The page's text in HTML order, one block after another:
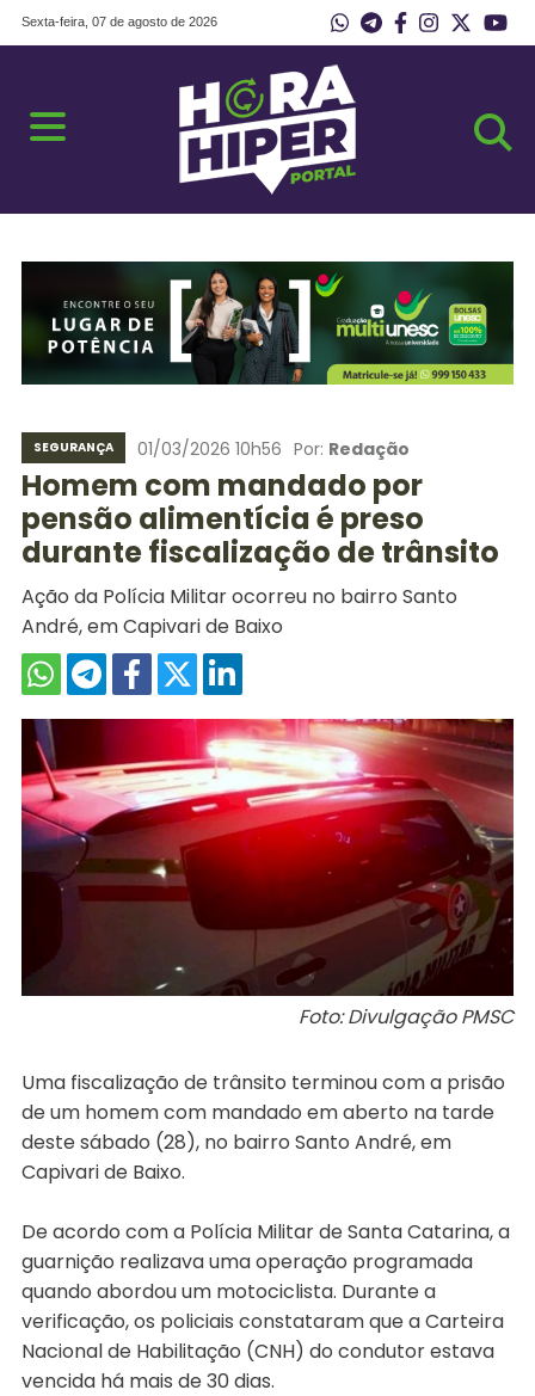
Sexta-feira, 07 de agosto de 2026
SEGURANÇA 01/03/2026 10h56 Por: Redação
Homem com mandado por
pensão alimentícia é preso
durante fiscalização de trânsito
Ação da Polícia Militar ocorreu no bairro Santo
André, em Capivari de Baixo
Foto: Divulgação PMSC
Uma fiscalização de trânsito terminou com a prisão
de um homem com mandado em aberto na tarde
deste sábado (28), no bairro Santo André, em
Capivari de Baixo.
De acordo com a Polícia Militar de Santa Catarina, a
guarnição realizava uma operação programada
quando abordou um motociclista. Durante a
verificação, os policiais constataram que a Carteira
Nacional de Habilitação (CNH) do condutor estava
vencida há mais de 30 dias.